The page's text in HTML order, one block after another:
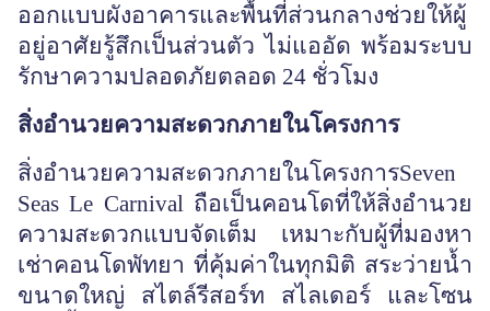
ออกแบบผังอาคารและพื้นที่ส่วนกลางช่วยให้ผู้
อยู่อาศัยรู้สึกเป็นส่วนตัว ไม่แออัด พร้อมระบบ
รักษาความปลอดภัยตลอด 24 ชั่วโมง
สิ่งอำนวยความสะดวกภายในโครงการ
สิ่งอำนวยความสะดวกภายในโครงการSeven
Seas Le Carnival ถือเป็นคอนโดที่ให้สิ่งอำนวย
ความสะดวกแบบจัดเต็ม เหมาะกับผู้ที่มองหา
เช่าคอนโดพัทยา ที่คุ้มค่าในทุกมิติ สระว่ายน้ำ
ขนาดใหญ่ สไตล์รีสอร์ท สไลเดอร์ และโซน